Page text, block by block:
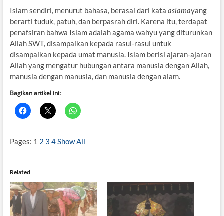
Islam sendiri, menurut bahasa, berasal dari kata aslamayang
berarti tuduk, patuh, dan berpasrah diri. Karena itu, terdapat
penafsiran bahwa Islam adalah agama wahyu yang diturunkan
Allah SWT, disampaikan kepada rasul-rasul untuk
disampaikan kepada umat manusia. Islam berisi ajaran-ajaran
Allah yang mengatur hubungan antara manusia dengan Allah,
manusia dengan manusia, dan manusia dengan alam.
Bagikan artikel ini:
Pages: 1 2 3 4Show All
Related